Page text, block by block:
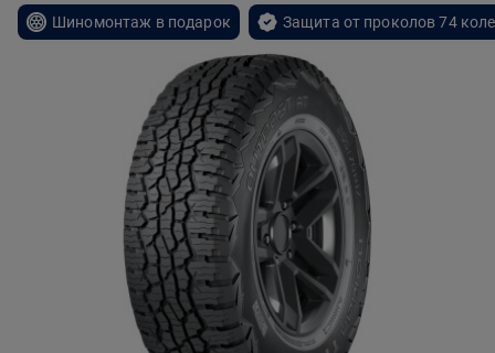
Шиномонтаж в подарок Защита от проколов 74